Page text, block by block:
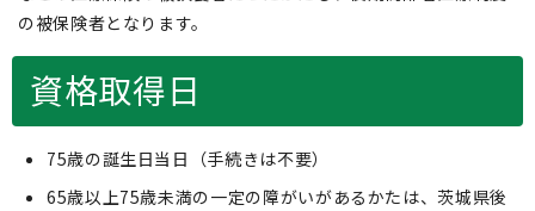
の被保険者となります。
資格取得日
75歳の誕生日当日（手続きは不要）
65歳以上75歳未満の一定の障がいがあるかたは、茨城県後